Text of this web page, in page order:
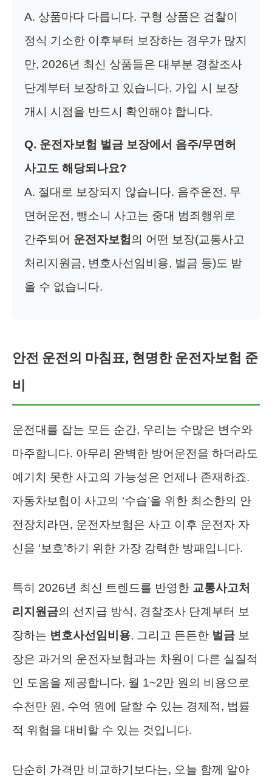
A. 상품마다 다릅니다. 구형 상품은 검찰이
정식 기소한 이후부터 보장하는 경우가 많지
만, 2026년 최신 상품들은 대부분 경찰조사
단계부터 보장하고 있습니다. 가입 시 보장
개시 시점을 반드시 확인해야 합니다.
Q. 운전자보험 벌금 보장에서 음주/무면허
사고도 해당되나요?
A. 절대로 보장되지 않습니다. 음주운전, 무
면허운전, 뺑소니 사고는 중대 범죄행위로
간주되어 운전자보험의 어떤 보장(교통사고
처리지원금, 변호사선임비용, 벌금 등)도 받
을 수 없습니다.
안전 운전의 마침표, 현명한 운전자보험 준
비
운전대를 잡는 모든 순간, 우리는 수많은 변수와
마주합니다. 아무리 완벽한 방어운전을 하더라도
예기치 못한 사고의 가능성은 언제나 존재하죠.
자동차보험이 사고의 ‘수습’을 위한 최소한의 안
전장치라면, 운전자보험은 사고 이후 운전자 자
신을 ‘보호’하기 위한 가장 강력한 방패입니다.
특히 2026년 최신 트렌드를 반영한 교통사고처
리지원금의 선지급 방식, 경찰조사 단계부터 보
장하는 변호사선임비용, 그리고 든든한 벌금 보
장은 과거의 운전자보험과는 차원이 다른 실질적
인 도움을 제공합니다. 월 1~2만 원의 비용으로
수천만 원, 수억 원에 달할 수 있는 경제적, 법률
적 위험을 대비할 수 있는 것입니다.
단순히 가격만 비교하기보다는, 오늘 함께 알아